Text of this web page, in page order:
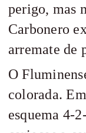
perigo, mas
Carbonero
arremate de
O
colorada.
esquema 4-